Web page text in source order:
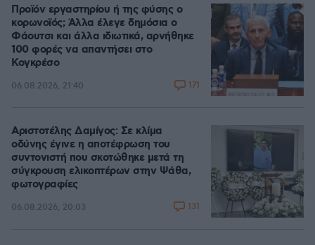
Προϊόν εργαστηρίου ή της φύσης ο
κορωνοϊός; Άλλα έλεγε δημόσια ο
Φάουτσι και άλλα ιδιωτικά, αρνήθηκε
100 φορές να απαντήσει στο
Κογκρέσο
06.08.2026, 21:40 171
Αριστοτέλης Δαμίγος: Σε κλίμα
οδύνης έγινε η αποτέφρωση του
συντονιστή που σκοτώθηκε μετά τη
σύγκρουση ελικοπτέρων στην Ψάθα,
φωτογραφίες
06.08.2026, 20:03 131